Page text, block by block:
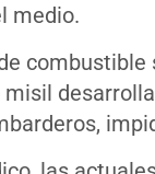
medio.
combustible